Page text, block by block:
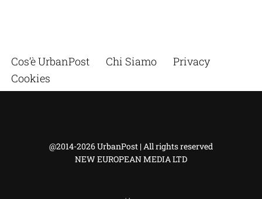
Cos’è UrbanPost Chi Siamo
Privacy
Cookies
@2014-2026 UrbanPost | All rights reserved
NEW EUROPEAN MEDIA LTD